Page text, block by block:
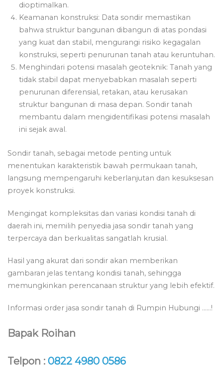
dioptimalkan.
Keamanan konstruksi: Data sondir memastikan
bahwa struktur bangunan dibangun di atas pondasi
yang kuat dan stabil, mengurangi risiko kegagalan
konstruksi, seperti penurunan tanah atau keruntuhan.
Menghindari potensi masalah geoteknik: Tanah yang
tidak stabil dapat menyebabkan masalah seperti
penurunan diferensial, retakan, atau kerusakan
struktur bangunan di masa depan. Sondir tanah
membantu dalam mengidentifikasi potensi masalah
ini sejak awal.
Sondir tanah, sebagai metode penting untuk
menentukan karakteristik bawah permukaan tanah,
langsung mempengaruhi keberlanjutan dan kesuksesan
proyek konstruksi.
Mengingat kompleksitas dan variasi kondisi tanah di
daerah ini, memilih penyedia jasa sondir tanah yang
terpercaya dan berkualitas sangatlah krusial.
Hasil yang akurat dari sondir akan memberikan
gambaran jelas tentang kondisi tanah, sehingga
memungkinkan perencanaan struktur yang lebih efektif.
Informasi order jasa sondir tanah di Rumpin Hubungi ……!
Bapak Roihan
Telpon : 0822 4980 0586